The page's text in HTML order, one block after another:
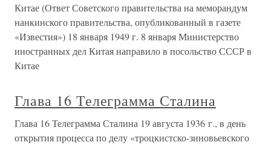
Китае (Ответ Советского правительства на меморандум
нанкинского правительства, опубликованный в газете
«Известия») 18 января 1949 г. 8 января Министерство
иностранных дел Китая направило в посольство СССР в
Китае
Глава 16 Телеграмма Сталина
Глава 16 Телеграмма Сталина 19 августа 1936 г., в день
открытия процесса по делу «троцкистско-зиновьевского